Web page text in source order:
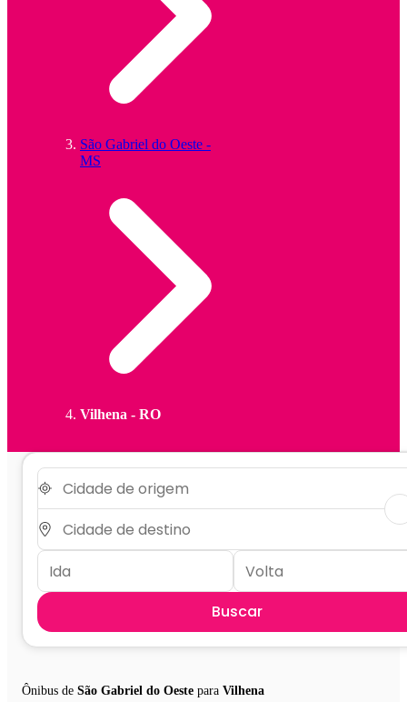
São Gabriel do Oeste -
MS
Vilhena - RO
Buscar
Ônibus de São Gabriel do Oeste para Vilhena